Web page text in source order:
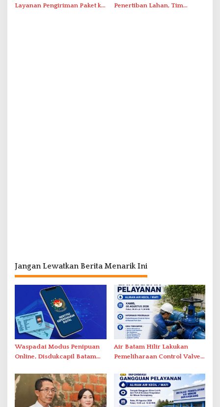
Layanan Pengiriman Paket ke
Penertiban Lahan, Tim
Jangan Lewatkan Berita Menarik Ini
Waspadai Modus Penipuan
Online, Disdukcapil Batam
Tatap Muka
Air Batam Hilir Lakukan
Pemeliharaan Control Valve,